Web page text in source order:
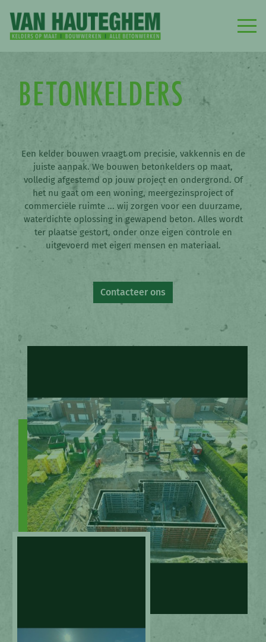
BETONKELDERS
Een kelder bouwen vraagt om precisie, vakkennis en de
juiste aanpak. We bouwen betonkelders op maat,
volledig afgestemd op jouw project en ondergrond. Of
het nu gaat om een woning, meergezinsproject of
commerciële ruimte ... wij zorgen voor een duurzame,
waterdichte oplossing in gewapend beton. Alles wordt
ter plaatse gestort, onder onze eigen controle en
uitgevoerd met eigen mensen en materiaal.
Contacteer ons